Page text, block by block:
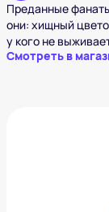
Преданные
они: хищный
у кого не
Смотреть в